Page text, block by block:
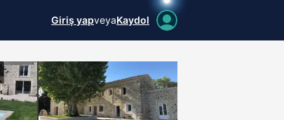
Giriş yapveyaKaydol